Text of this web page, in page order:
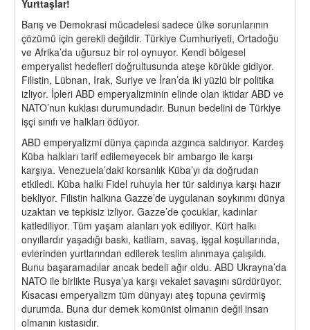
Yurttaşlar!
Barış ve Demokrasi mücadelesi sadece ülke sorunlarının
çözümü için gerekli değildir. Türkiye Cumhuriyeti, Ortadoğu
ve Afrika’da uğursuz bir rol oynuyor. Kendi bölgesel
emperyalist hedefleri doğrultusunda ateşe körükle gidiyor.
Filistin, Lübnan, Irak, Suriye ve İran’da iki yüzlü bir politika
izliyor. İpleri ABD emperyalizminin elinde olan iktidar ABD ve
NATO’nun kuklası durumundadır. Bunun bedelini de Türkiye
işçi sınıfı ve halkları ödüyor.
ABD emperyalizmi dünya çapında azgınca saldırıyor. Kardeş
Küba halkları tarif edilemeyecek bir ambargo ile karşı
karşıya. Venezuela’daki korsanlık Küba’yı da doğrudan
etkiledi. Küba halkı Fidel ruhuyla her tür saldırıya karşı hazır
bekliyor. Filistin halkına Gazze’de uygulanan soykırımı dünya
uzaktan ve tepkisiz izliyor. Gazze’de çocuklar, kadınlar
katlediliyor. Tüm yaşam alanları yok ediliyor. Kürt halkı
onyıllardır yaşadığı baskı, katliam, savaş, işgal koşullarında,
evlerinden yurtlarından edilerek teslim alınmaya çalışıldı.
Bunu başaramadılar ancak bedeli ağır oldu. ABD Ukrayna’da
NATO ile birlikte Rusya’ya karşı vekalet savaşını sürdürüyor.
Kısacası emperyalizm tüm dünyayı ateş topuna çevirmiş
durumda. Buna dur demek komünist olmanın değil insan
olmanın kıstasıdır.